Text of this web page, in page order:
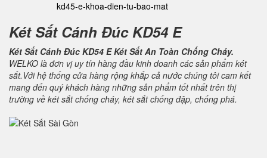
kd45-e-khoa-dien-tu-bao-mat
Két Sắt Cánh Đúc KD54 E
Két Sắt Cánh Đúc KD54 E Két Sắt An Toàn Chống Cháy.
WELKO là đơn vị uy tín hàng đầu kinh doanh các sản phẩm két
sắt.Với hệ thống cửa hàng rộng khắp cả nước chúng tôi cam kết
mang đến quý khách hàng những sản phẩm tốt nhất trên thị
trường về két sắt chống cháy, két sắt chống đập, chống phá.